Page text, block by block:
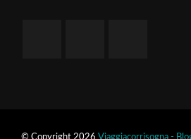
© Copyright 2026 Viaggiacorrisogna -